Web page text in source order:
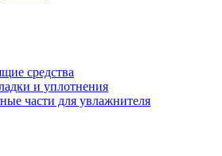
средства
и уплотнения
части для увлажнителя